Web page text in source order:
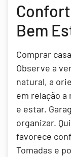
Bem
Comprar
Observe a
natural, a
em relação
e estar.
organizar.
favorece
Tomadas e